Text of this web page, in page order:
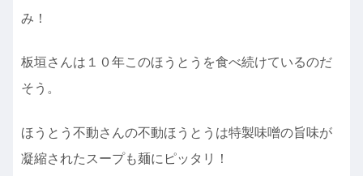
み！
板垣さんは１０年このほうとうを食べ続けているのだ
そう。
ほうとう不動さんの不動ほうとうは特製味噌の旨味が
凝縮されたスープも麺にピッタリ！